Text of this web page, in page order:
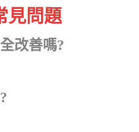
見問題
改善嗎?